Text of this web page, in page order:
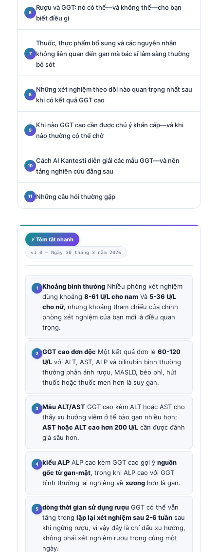
Rượu và GGT: nó có thể—và không thể—cho bạn
biết điều gì
Thuốc, thực phẩm bổ sung và các nguyên nhân
không liên quan đến gan mà bác sĩ lâm sàng thường
bỏ sót
Những xét nghiệm theo dõi nào quan trọng nhất sau
khi có kết quả GGT cao
Khi nào GGT cao cần được chú ý khẩn cấp—và khi
nào thường có thể chờ
Cách AI Kantesti diễn giải các mẫu GGT—và nền
tảng nghiên cứu đằng sau
Những câu hỏi thường gặp
⚡ Tóm tắt nhanh
v1.0 — Ngày 30 tháng 3 năm 2026
Khoảng bình thường Nhiều phòng xét nghiệm
dùng khoảng 8-61 U/L cho nam Và 5-36 U/L
cho nữ, nhưng khoảng tham chiếu của chính
phòng xét nghiệm của bạn mới là điều quan
trọng.
GGT cao đơn độc Một kết quả đơn lẻ 60-120
U/L với ALT, AST, ALP và bilirubin bình thường
thường phản ánh rượu, MASLD, béo phì, hút
thuốc hoặc thuốc men hơn là suy gan.
Mẫu ALT/AST GGT cao kèm ALT hoặc AST cho
thấy xu hướng viêm ở tế bào gan nhiều hơn;
AST hoặc ALT cao hơn 200 U/L cần được đánh
giá sâu hơn.
kiểu ALP ALP cao kèm GGT cao gợi ý nguồn
gốc từ gan-mật, trong khi ALP cao với GGT
bình thường lại nghiêng về xương hơn là gan.
dòng thời gian sử dụng rượu GGT có thể vẫn
tăng trong lặp lại xét nghiệm sau 2-6 tuần sau
khi ngừng rượu, vì vậy đây là chỉ dấu xu hướng,
không phải xét nghiệm rượu trong cùng một
ngày.